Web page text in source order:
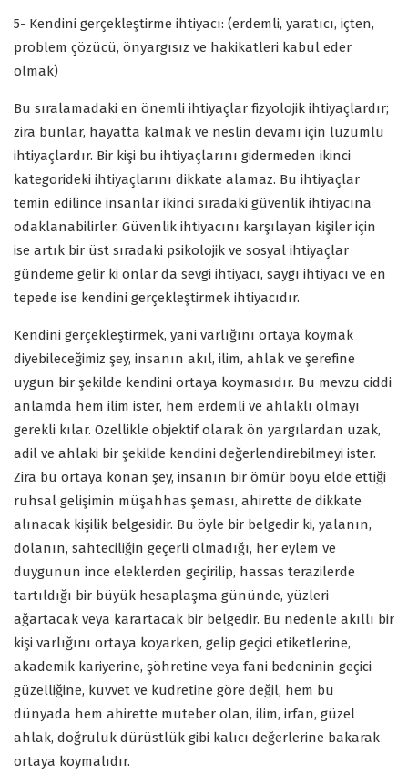
5- Kendini gerçekleştirme ihtiyacı: (erdemli, yaratıcı, içten,
problem çözücü, önyargısız ve hakikatleri kabul eder
olmak)
Bu sıralamadaki en önemli ihtiyaçlar fizyolojik ihtiyaçlardır;
zira bunlar, hayatta kalmak ve neslin devamı için lüzumlu
ihtiyaçlardır. Bir kişi bu ihtiyaçlarını gidermeden ikinci
kategorideki ihtiyaçlarını dikkate alamaz. Bu ihtiyaçlar
temin edilince insanlar ikinci sıradaki güvenlik ihtiyacına
odaklanabilirler. Güvenlik ihtiyacını karşılayan kişiler için
ise artık bir üst sıradaki psikolojik ve sosyal ihtiyaçlar
gündeme gelir ki onlar da sevgi ihtiyacı, saygı ihtiyacı ve en
tepede ise kendini gerçekleştirmek ihtiyacıdır.
Kendini gerçekleştirmek, yani varlığını ortaya koymak
diyebileceğimiz şey, insanın akıl, ilim, ahlak ve şerefine
uygun bir şekilde kendini ortaya koymasıdır. Bu mevzu ciddi
anlamda hem ilim ister, hem erdemli ve ahlaklı olmayı
gerekli kılar. Özellikle objektif olarak ön yargılardan uzak,
adil ve ahlaki bir şekilde kendini değerlendirebilmeyi ister.
Zira bu ortaya konan şey, insanın bir ömür boyu elde ettiği
ruhsal gelişimin müşahhas şeması, ahirette de dikkate
alınacak kişilik belgesidir. Bu öyle bir belgedir ki, yalanın,
dolanın, sahteciliğin geçerli olmadığı, her eylem ve
duygunun ince eleklerden geçirilip, hassas terazilerde
tartıldığı bir büyük hesaplaşma gününde, yüzleri
ağartacak veya karartacak bir belgedir. Bu nedenle akıllı bir
kişi varlığını ortaya koyarken, gelip geçici etiketlerine,
akademik kariyerine, şöhretine veya fani bedeninin geçici
güzelliğine, kuvvet ve kudretine göre değil, hem bu
dünyada hem ahirette muteber olan, ilim, irfan, güzel
ahlak, doğruluk dürüstlük gibi kalıcı değerlerine bakarak
ortaya koymalıdır.